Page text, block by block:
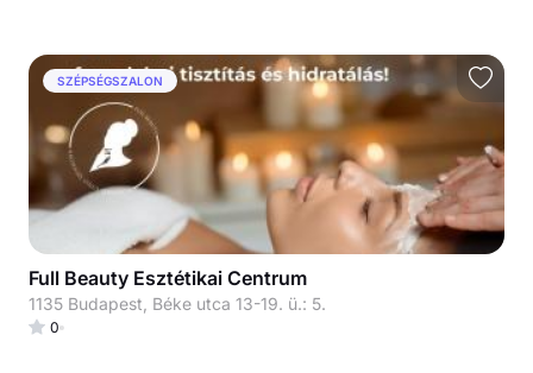
SZÉPSÉGSZALON
Full Beauty Esztétikai Centrum
1135 Budapest, Béke utca 13-19. ü.: 5.
0